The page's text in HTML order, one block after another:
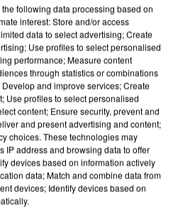
the following data processing based on
interest: Store and/or access
data to select advertising; Create
Use profiles to select personalised
performance; Measure content
through statistics or combinations
and improve services; Create
Use profiles to select personalised
content; Ensure security, prevent and
and present advertising and content;
choices. These technologies may
IP address and browsing data to offer
devices based on information actively
data; Match and combine data from
devices; Identify devices based on